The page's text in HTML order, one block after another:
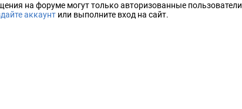
на форуме могут только авторизованные
аккаунт или выполните вход на сайт.